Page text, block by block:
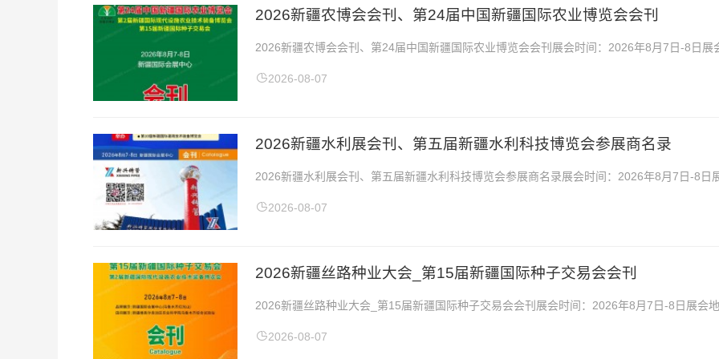
​2026新疆农博会会刊、第24届中国新疆国际农业博览会会刊
2026新疆农博会会刊、第24届中国新疆国际农业博览会会刊展会时间：2026年8月7日-8日展
地点：新疆国际会展中心2026第24届中国新疆国际农业博览会会刊...
2026-08-07
2026新疆水利展会刊、第五届新疆水利科技博览会参展商名录
2026新疆水利展会刊、第五届新疆水利科技博览会参展商名录展会时间：2026年8月7日-8日
会地点：新疆国际会展中心2025新疆水利展会刊、第四届新疆水利科技...
2026-08-07
2026新疆丝路种业大会_第15届新疆国际种子交易会会刊
2026新疆丝路种业大会_第15届新疆国际种子交易会会刊展会时间：2026年8月7日-8日展会地
点：新疆国际会展中心2026新疆丝路种业大会_第15届新疆国际种...
2026-08-07